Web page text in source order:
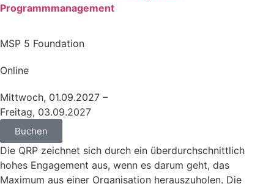
Programmmanagement
MSP 5 Foundation
Online
Mittwoch, 01.09.2027 –
Freitag, 03.09.2027
Buchen
Die QRP zeichnet sich durch ein überdurchschnittlich
hohes Engagement aus, wenn es darum geht, das
Maximum aus einer Organisation herauszuholen. Die